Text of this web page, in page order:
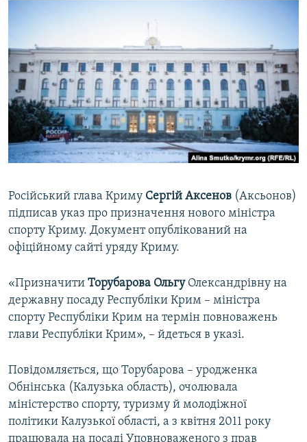
СПЕЦПРОЕКТИ
ДЕПОРТАЦІЯ
ВІДЕОУРОКИ «ELIFBE»
СВІДЧЕННЯ ОКУПАЦІЇ
УКРАЇНСЬКА ПРОБЛЕМА КРИМУ
ЯК ОБІЙТИ БЛОКУВАННЯ
Русский
Qırımtatar
Усі сайти RFE/RL
Російський глава Криму Сергій Аксенов (Аксьонов)
підписав указ про призначення нового міністра
спорту Криму. Документ опублікований на
офіційному сайті уряду Криму.
«Призначити Торубарова ОльгуОлександрівну на
державну посаду Республіки Крим – міністра
спорту Республіки Крим на термін повноважень
глави Республіки Крим», – йдеться в указі.
Повідомляється, що Торубарова – уродженка
Обнінська (Калузька область), очолювала
міністерство спорту, туризму й молодіжної
політики Калузької області, а з квітня 2011 року
працювала на посаді Уповноваженого з прав